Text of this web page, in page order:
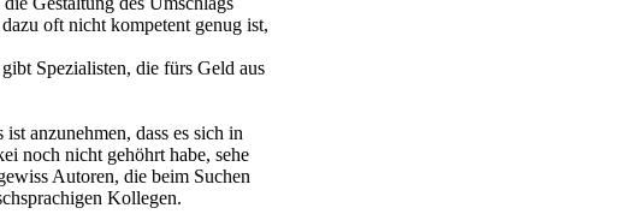
oft nicht kompetent genug ist,
Spezialisten, die fürs Geld aus
anzunehmen, dass es sich in
noch nicht gehöhrt habe, sehe
Autoren, die beim Suchen
Kollegen.